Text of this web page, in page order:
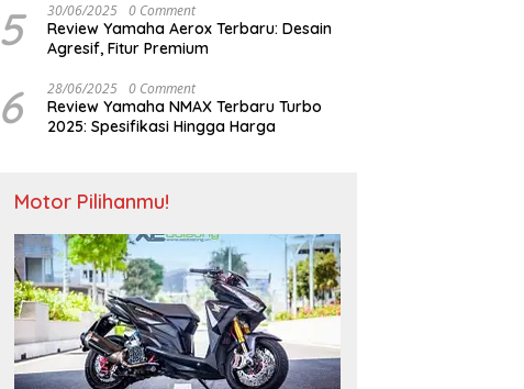
5 30/06/2025 0 Comment
Review Yamaha Aerox Terbaru: Desain
Agresif, Fitur Premium
6 28/06/2025 0 Comment
Review Yamaha NMAX Terbaru Turbo
2025: Spesifikasi Hingga Harga
Motor Pilihanmu!